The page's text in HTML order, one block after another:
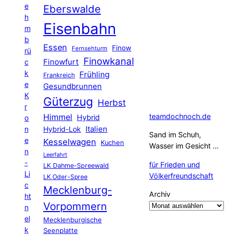
e
h
m
b
rü
c
k
e
K
r
o
n
e
n
-
Li
c
ht
n
el
k
Eberswalde
Eisenbahn
Essen Fernsehturm Finow
Finowfurt Finowkanal
Frankreich Frühling
Gesundbrunnen
Güterzug Herbst
Himmel
Hybrid
Hybrid-Lok Italien
Kesselwagen Kuchen
Leerfahrt
LK Dahme-Spreewald
LK Oder-Spree
Mecklenburg-
Vorpommern
Mecklenburgische
Seenplatte
teamdochnoch.de
Sand im Schuh,
Wasser im Gesicht …
für Frieden und
Völkerfreundschaft
Archiv